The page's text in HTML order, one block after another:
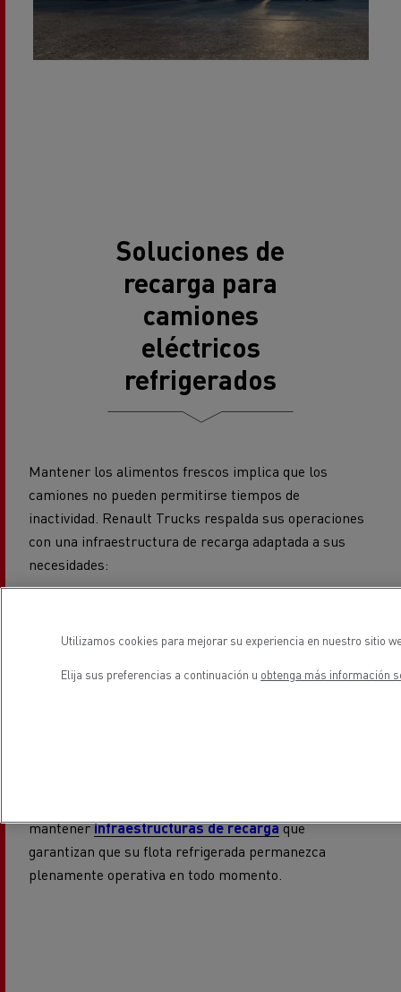
Soluciones de
recarga para
camiones
eléctricos
refrigerados
Mantener los alimentos frescos implica que los
camiones no pueden permitirse tiempos de
inactividad. Renault Trucks respalda sus operaciones
con una infraestructura de recarga adaptada a sus
necesidades:
largas y ciclos de recarga completos.
Recarga rápida en ruta:cargadores rápidos de CC
mantenerinfraestructuras de recargaque
garantizan que su flota refrigerada permanezca
plenamente operativa en todo momento.
Utilizamos cookies para mejorar su experiencia en nuestro sitio
Elija sus preferencias a continuación u obtenga más información